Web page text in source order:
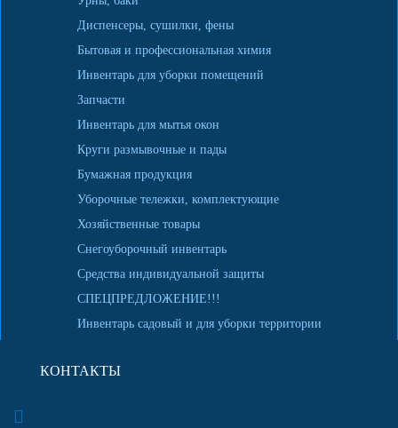
Диспенсеры, сушилки, фены
Бытовая и профессиональная химия
Инвентарь для уборки помещений
Запчасти
Инвентарь для мытья окон
Круги размывочные и пады
Бумажная продукция
Уборочные тележки, комплектующие
Хозяйственные товары
Снегоуборочный инвентарь
Средства индивидуальной защиты
СПЕЦПРЕДЛОЖЕНИЕ!!!
Инвентарь садовый и для уборки территории
КОНТАКТЫ